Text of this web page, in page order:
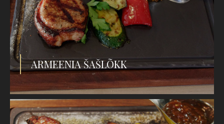
ARMEENIA ŠAŠLÕKK